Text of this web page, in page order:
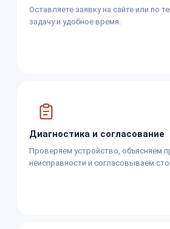
Оставляете заявку на сайте или по
задачу и удобное время.
Диагностика и согласование
Проверяем устройство, объясняем
неисправности и согласовываем